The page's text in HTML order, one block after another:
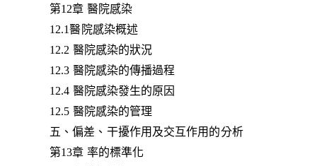
第12章 醫院感染
12.1醫院感染概述
12.2 醫院感染的狀況
12.3 醫院感染的傳播過程
12.4 醫院感染發生的原因
12.5 醫院感染的管理
五、偏差、干擾作用及交互作用的分析
第13章 率的標準化